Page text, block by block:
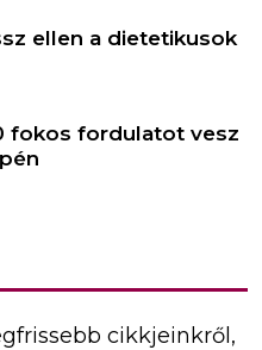
ellen a dietetikusok
fokos fordulatot vesz
cikkjeinkről,